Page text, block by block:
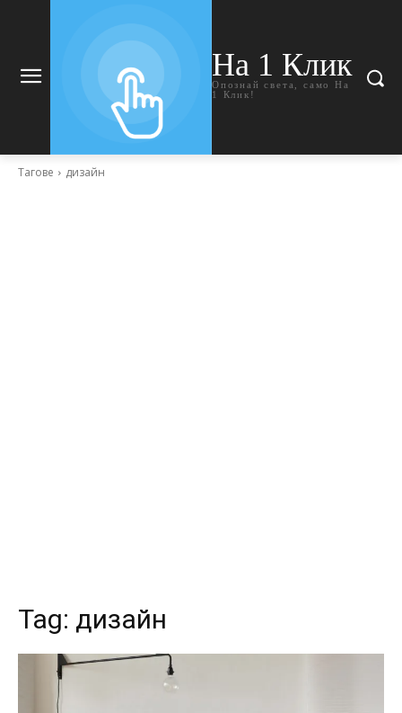
На 1 Клик
Опознай света, само На
1 Клик!
Тагове дизайн
Tag: дизайн